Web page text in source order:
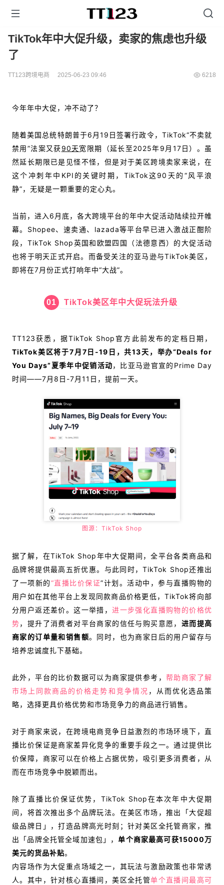
TikTok年中大促升级，卖家的焦虑也升级
了
TT123跨境电商 2025-06-23 09:46 6218
今年年中大促，冲不动了？
随着美国总统特朗普于6月19日签署行政令， TikTok“不卖就
禁用”法案又获90天宽限期（延长至2025年9月17日）。虽
然延长期限已是见怪不怪，但是对于美区跨境卖家来说，在
这个冲刺年中KPI的关键时期，TikTok这90天的“风平浪
静”，无疑是一颗重要的定心丸。
当前， 进入6月底，各大跨境平台的年中大促活动陆续拉开帷
幕。Shopee、速卖通、lazada等平台早已进入激战正酣阶
段，TikTok Shop英国和欧盟四国（法德意西）的大促活动
也将于明天正式开启。而备受关注的亚马逊与TikTok美区，
即将在7月份正式打响年中“大战”。
01 TikTok美区年中大促玩法升级
TT123获悉，据TikTok Shop官方此前发布的定档日期，
TikTok美区将于7月7日-19日，共13天，举办“Deals for
You Days”夏季年中促销活动，比亚马逊官宣的 Prime Day
时间——7月8日-7月11日，提前一天。
图源： TikTok Shop
据了解，在TikTok Shop年中大促期间，全平台各类商品和
品牌将提供最高五折优惠。与此同时，TikTok Shop还推出
了一项新的“直播比价保证”计划。活动中，参与直播购物的
用户如在其他平台上发现同款商品价格更低，TikTok将向部
分用户返还差价。这一举措，进一步强化直播购物的价格优
势，提升了消费者对平台商家的信任与购买意愿， 进而提高
商家的订单量和销售额。同时，也为商家日后的用户留存与
培养忠诚度扎下基础。
此外，平台的比价数据可以为商家提供参考， 帮助商家了解
市场上同款商品的价格走势和竞争情况 ，从而优化选品策
略，选择更具价格优势和市场竞争力的商品进行销售。
对于商家来说，在跨境电商竞争日益激烈的市场环境下，直
播比价保证是商家差异化竞争的重要手段之一。通过提供比
价保障，商家可以在价格上占据优势，吸引更多消费者，从
而在市场竞争中脱颖而出。
除了直播比价保证优势，TikTok Shop在本次年中大促期
间，将首次推出多个品牌玩法。在美区市场，推出「大促超
级品牌日」，打造品牌高光时刻；针对美区全托管商家，推
出「品牌全托管全域加速包」，单个商家最高可获15000万
美元的货品补贴。
内容场作为大促重点场域之一，其玩法与激励政策也非常诱
人。 其中，针对核心直播间，美区全托管单个直播间最高可